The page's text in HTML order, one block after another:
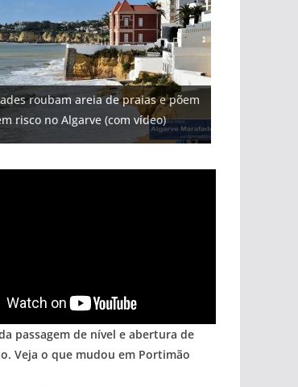
roubam areia de praias e põem
risco no Algarve (com vídeo)
água. Fontes emblemáticas do
a ter vida (com vídeo)
investimento de 108
euros na construção de dois
vídeo)
mar a 3 euros cada. Nova rota
nasce no Algarve
uma cidade algarvia que cresceu
e fábricas
passagem de nível e abertura de
Veja o que mudou em Portimão